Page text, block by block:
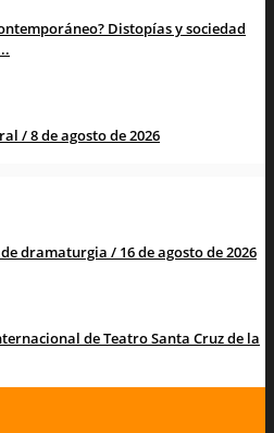
Distopías y sociedad
/ 8 de agosto de 2026
dramaturgia / 16 de agosto de 2026
de Teatro Santa Cruz de la